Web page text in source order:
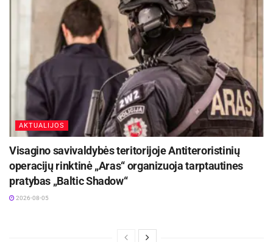
AKTUALIJOS
Visagino savivaldybės teritorijoje Antiteroristinių
operacijų rinktinė „Aras“ organizuoja tarptautines
pratybas „Baltic Shadow“
2026-08-05